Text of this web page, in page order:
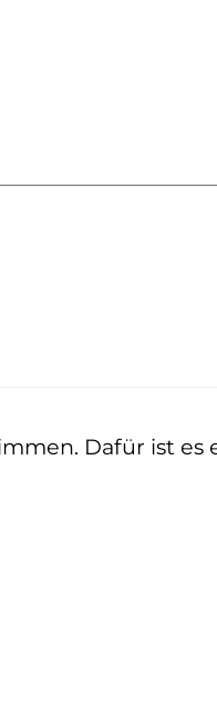
Dafür ist es